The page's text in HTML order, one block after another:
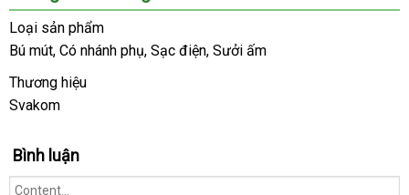
Loại sản phẩm
Bú mútthanh
lý
, Có nhánh phụhướng
, Sạc điệnthông
, Sưởi ấm
Thương hiệu
Svakom
Bình luận